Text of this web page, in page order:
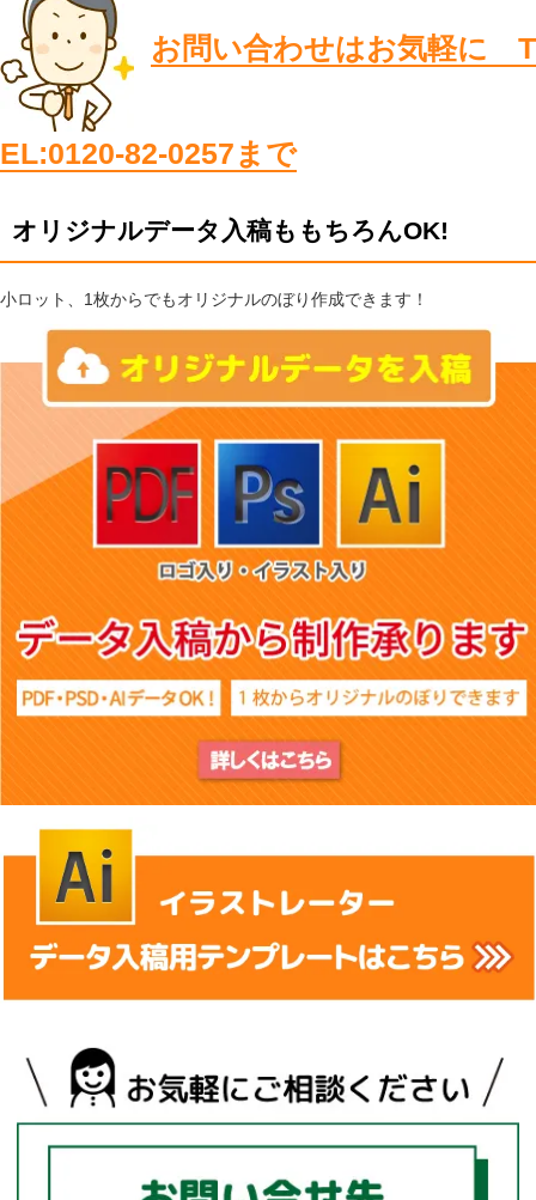
お問い合わせはお気軽に T
EL:0120-82-0257まで
オリジナルデータ入稿ももちろんOK!
小ロット、1枚からでもオリジナルのぼり作成できます！